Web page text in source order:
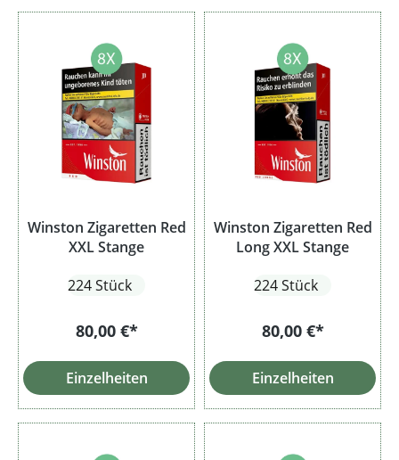
Winston Zigaretten Red
XXL Stange
224 Stück
80,00 €*
Einzelheiten
Winston Zigaretten Red
Long XXL Stange
224 Stück
80,00 €*
Einzelheiten